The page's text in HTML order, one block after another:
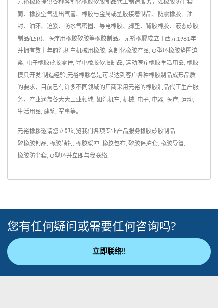
元裕橡膠提供各种客制化橡胶矽胶制品代工制造服务，如橡胶防尘套
筒、橡胶空气进出气管、橡胶与金属或塑胶接着制品、防震橡胶、油
封、油环、迫紧、防水气密圈、导电橡胶、脚垫、背胶橡胶、液态矽胶
制品(LSR)、医疗用橡胶矽胶等橡胶制品。元裕橡膠成立于西元1981年
并拥有数十年的汽机车机械用橡胶, 客制化橡胶产品, O型环橡胶垫圈迫
紧, 电子橡胶矽胶零件, 导电橡胶矽胶制品, 运动医疗橡胶生活用品, 橡胶
模具开发.制造经验,元裕橡膠总是可以达到客户各种橡胶制品成形品质
的要求，目前已有许多不同领域的厂商采用元裕的橡胶制品代工生产服
务，产业涵盖各大大工业领域, 如汽机车, 机械, 电子, 电器, 医疗, 运动,
生活用品, 建筑, 军事等。
元裕橡膠邀请您立即浏览我们各项专业产品服务橡胶矽胶制品,
矽橡胶制品, 橡胶轴衬, 橡胶缓冲, 橡胶包布, 矽胶保护套, 橡胶导管,
橡胶防尘套, O型环并立即与我联络.
您有任何疑问或需要任何咨询吗?
立即联络!!